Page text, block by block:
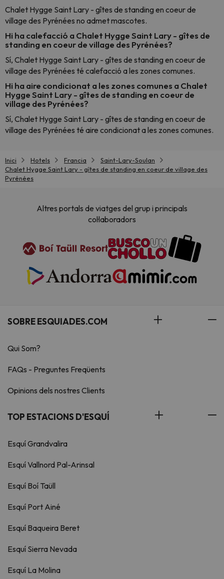
Chalet Hygge Saint Lary - gîtes de standing en coeur de
village des Pyrénées no admet mascotes.
Hi ha calefacció a Chalet Hygge Saint Lary - gîtes de
standing en coeur de village des Pyrénées?
Sí, Chalet Hygge Saint Lary - gîtes de standing en coeur de
village des Pyrénées té calefacció a les zones comunes.
Hi ha aire condicionat a les zones comunes a Chalet
Hygge Saint Lary - gîtes de standing en coeur de
village des Pyrénées?
Sí, Chalet Hygge Saint Lary - gîtes de standing en coeur de
village des Pyrénées té aire condicionat a les zones comunes.
Inici Hotels Francia
Saint-Lary-Soulan
Chalet Hygge Saint Lary - gîtes de standing en coeur de village des
Pyrénées
Altres portals de viatges del grup i principals
col·laboradors
SOBRE ESQUIADES.COM
Qui Som?
FAQs - Preguntes Freqüents
Opinions dels nostres Clients
TOP ESTACIONS D'ESQUÍ
Esquí Grandvalira
Esquí Vallnord Pal-Arinsal
Esquí Boí Taüll
Esquí Port Ainé
Esquí Baqueira Beret
Esquí Sierra Nevada
Esquí La Molina